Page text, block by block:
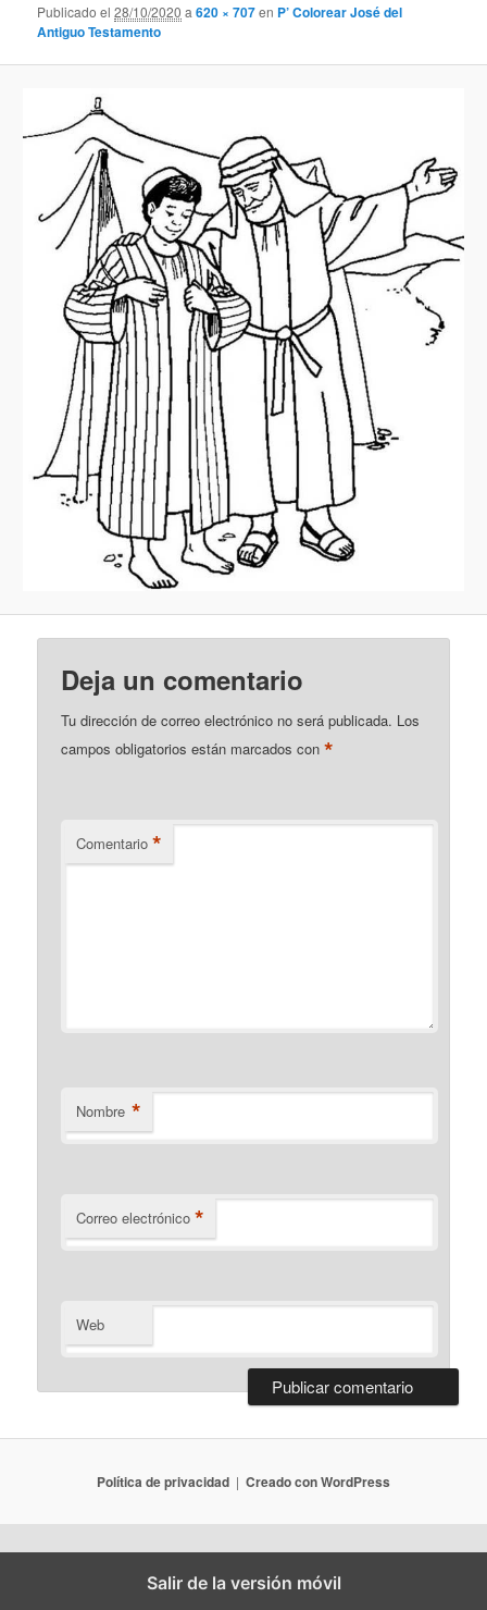
Publicado el 28/10/2020 a620 × 707en P’ Colorear José del
Antiguo Testamento
Deja un comentario
Tu dirección de correo electrónico no será publicada. Los
campos obligatorios están marcados con*
Comentario *
Nombre *
Correo electrónico *
Web
Política de privacidad Creado con WordPress
Salir de la versión móvil